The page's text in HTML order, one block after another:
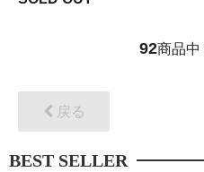
92商品中
戻る
BEST SELLER